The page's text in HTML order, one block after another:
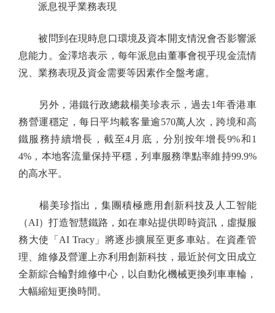
派息視乎業務表現
被問到在現時息口環境及資本開支情況會否影響派
息能力。金澤培表示，每年派息由董事會視乎現金流情
況、業務表現及資金需要等因素作全盤考慮。
另外，港鐵行政總裁楊美珍表示，過去1年香港車
務營運穩定，每日平均載客量逾570萬人次，跨境和高
鐵服務持續增長，截至4月底，分別按年增長9%和1
4%，本地客流量保持平穩，列車服務準點率維持99.9%
的高水平。
楊美珍指出，集團積極應用創新科技及人工智能
（AI）打造智慧鐵路，如在車站提供即時資訊，虛擬服
務大使「AI Tracy」將逐步擴展至更多車站。在資產管
理、維修及營運上亦利用創新科技，最近於何文田成立
全新綜合輪對維修中心，以自動化機械更換列車車輪，
大幅縮短更換時間。